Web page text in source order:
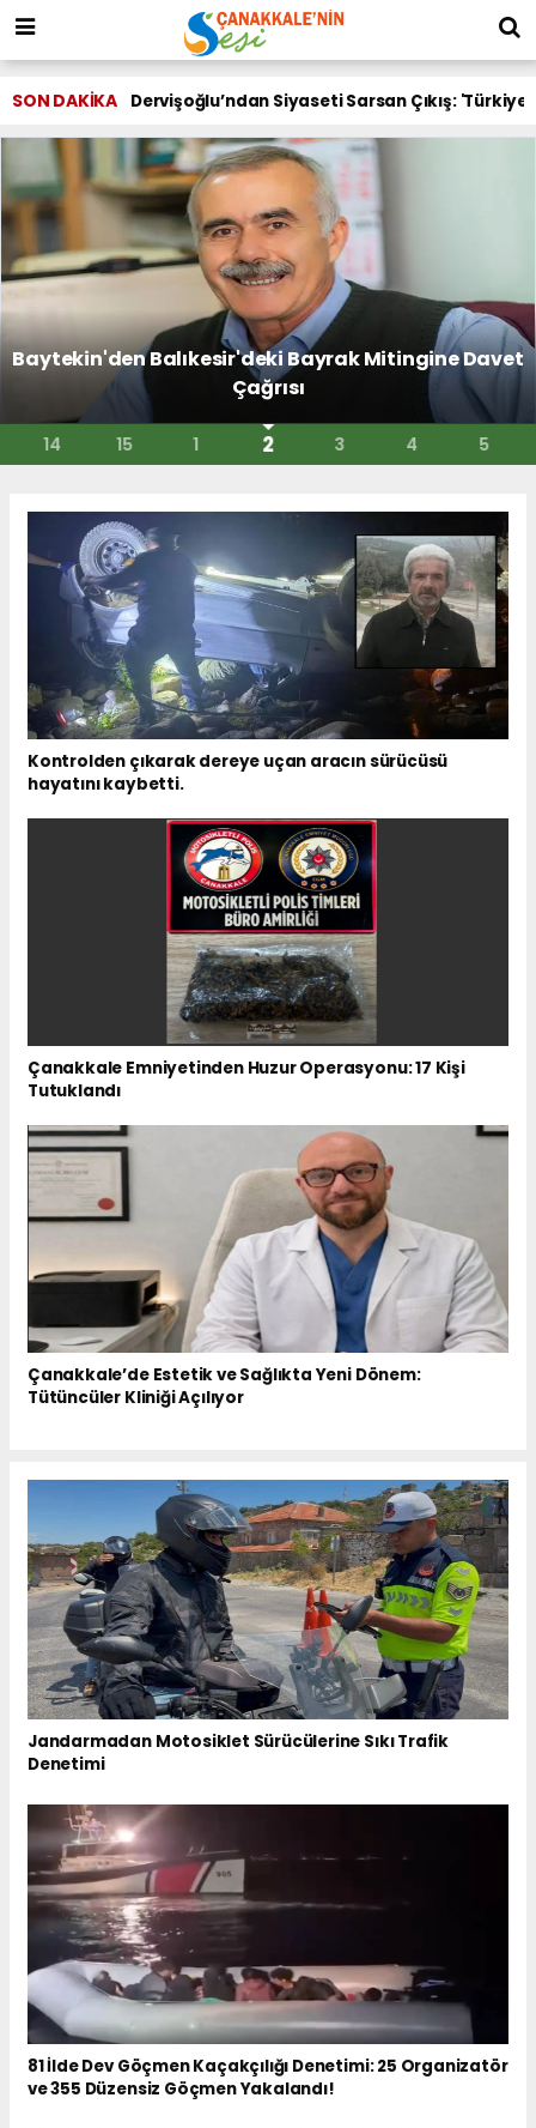
SON DAKİKA Dervişoğlu’ndan Siyaseti Sarsan Çıkış:
Baytekin'den Balıkesir'deki Bayrak Mitingine Davet
Çağrısı
14 15 1 2 3 4 5
Kontrolden çıkarak dereye uçan aracın sürücüsü
hayatını kaybetti.
Çanakkale Emniyetinden Huzur Operasyonu: 17 Kişi
Tutuklandı
Çanakkale’de Estetik ve Sağlıkta Yeni Dönem:
Tütüncüler Kliniği Açılıyor
Jandarmadan Motosiklet Sürücülerine Sıkı Trafik
Denetimi
81 İlde Dev Göçmen Kaçakçılığı Denetimi: 25 Organizatör
ve 355 Düzensiz Göçmen Yakalandı!